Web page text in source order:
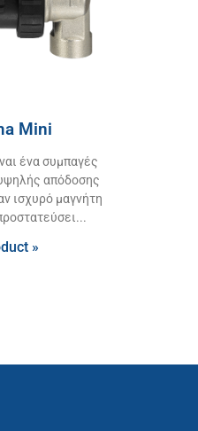
Mini
ένα συμπαγές
απόδοσης
ισχυρό μαγνήτη
»